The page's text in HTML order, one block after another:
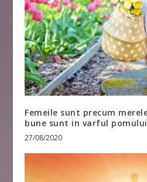
Femeile sunt precum
bune sunt in varful pomului
27/08/2020